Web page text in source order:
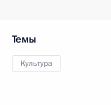
Темы
Культура